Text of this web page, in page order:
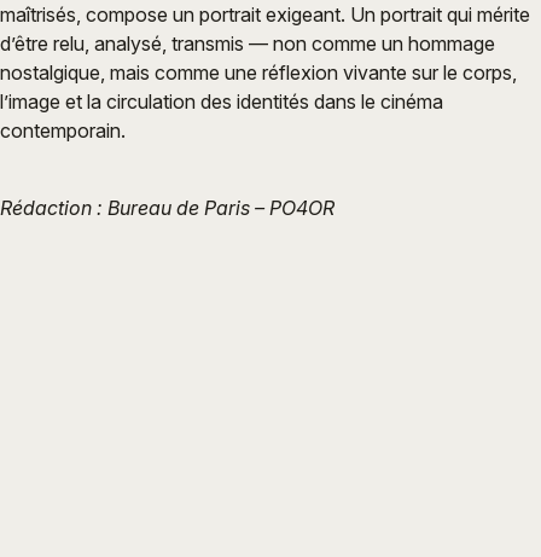
maîtrisés, compose un portrait exigeant. Un portrait qui mérite
d’être relu, analysé, transmis — non comme un hommage
nostalgique, mais comme une réflexion vivante sur le corps,
l’image et la circulation des identités dans le cinéma
contemporain.
Rédaction : Bureau de Paris – PO4OR